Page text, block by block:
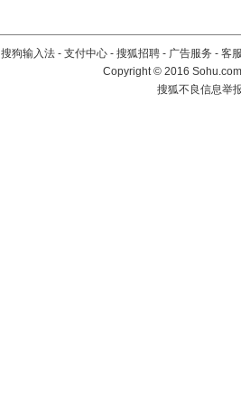
搜狗输入法 - 支付中心 - 搜狐招聘 - 广告服务 - 客
Copyright©2016
搜狐不良信息举